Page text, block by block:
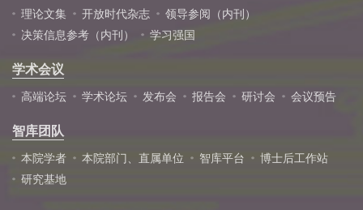
理论文集
开放时代杂志
领导参阅（内刊）
决策信息参考（内刊）
学习强国
学术会议
高端论坛 学术论坛 发布会 报告会 研讨会 会议预告
智库团队
本院学者 本院部门、直属单位 智库平台
博士后工作站
研究基地